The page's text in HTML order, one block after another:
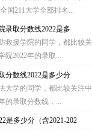
国211大学全部排名...
录取分数线2022是多
救援学院的同学，都比较关
院2022年的录取...
分数线2022是多少分
大学的同学，都比较关注中
的录取分数线，...
是多少分（含2021-202